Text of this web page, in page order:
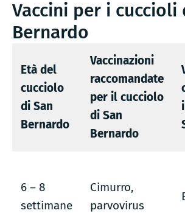
Vaccini per i cuccioli
Bernardo
Età del
cucciolo
di San
Bernardo
Vaccinazioni
raccomandate
per il cucciolo
di San
Bernardo
6 – 8
settimane
Cimurro,
parvovirus